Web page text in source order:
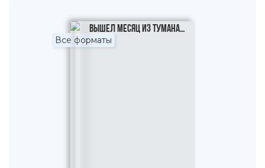
Все форматы